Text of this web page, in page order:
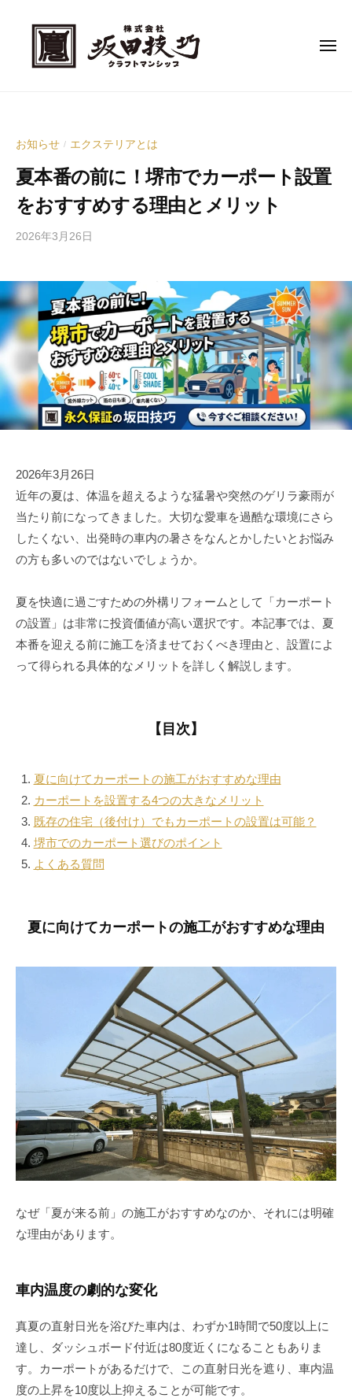
阪
堺
の
エ
ク
リ
ア
施
な
ら
株
会
社
坂
田
技
メ
お知らせ / エクステリアとは
夏本番の前に！堺市でカーポート設置
をおすすめする理由とメリット
2026年3月26日
式
会
社
坂
田
技
巧
2026年3月26日
近年の夏は、体温を超えるような猛暑や突然のゲリラ豪雨が
当たり前になってきました。大切な愛車を過酷な環境にさら
したくない、出発時の車内の暑さをなんとかしたいとお悩み
の方も多いのではないでしょうか。
夏を快適に過ごすための外構リフォームとして「カーポート
の設置」は非常に投資価値が高い選択です。本記事では、夏
本番を迎える前に施工を済ませておくべき理由と、設置によ
って得られる具体的なメリットを詳しく解説します。
【目次】
夏に向けてカーポートの施工がおすすめな理由
カーポートを設置する4つの大きなメリット
既存の住宅（後付け）でもカーポートの設置は可能？
堺市でのカーポート選びのポイント
よくある質問
夏に向けてカーポートの施工がおすすめな理由
なぜ「夏が来る前」の施工がおすすめなのか、それには明確
な理由があります。
車内温度の劇的な変化
真夏の直射日光を浴びた車内は、わずか1時間で50度以上に
達し、ダッシュボード付近は80度近くになることもありま
す。カーポートがあるだけで、この直射日光を遮り、車内温
度の上昇を10度以上抑えることが可能です。
ス
リ
ア
施
工
株
式
会
社
田
技
巧